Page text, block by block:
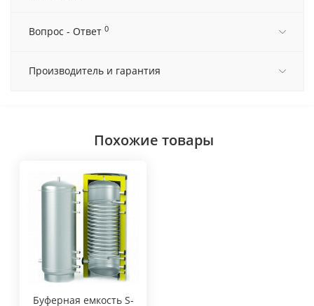
Вопрос - Ответ 0
Производитель и гарантия
Похожие товары
Буферная емкость S-